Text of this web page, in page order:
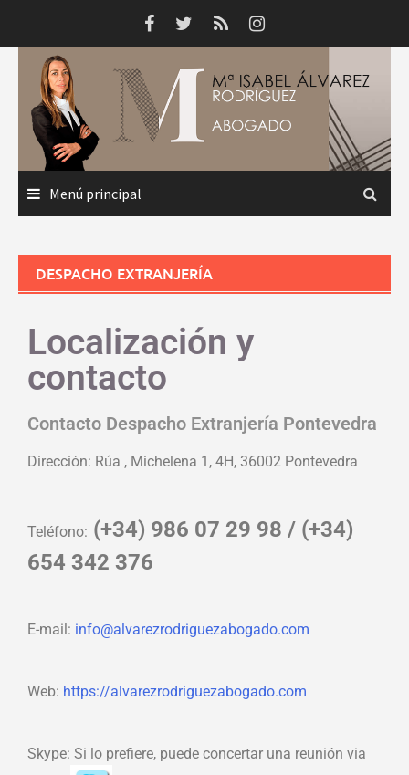
Menú principal
DESPACHO EXTRANJERÍA
Localización y
contacto
Contacto Despacho Extranjería Pontevedra
Dirección: Rúa , Michelena 1, 4H, 36002 Pontevedra
Teléfono: (+34) 986 07 29 98 / (+34)
654 342 376
E-mail: info@alvarezrodriguezabogado.com
Web: https://alvarezrodriguezabogado.com
Skype: Si lo prefiere, puede concertar una reunión via